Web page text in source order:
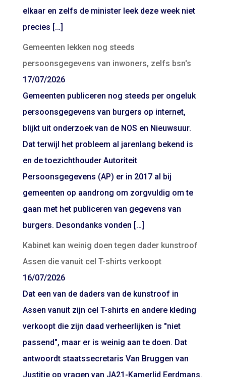
elkaar en zelfs de minister leek deze week niet
precies […]
Gemeenten lekken nog steeds
persoonsgegevens van inwoners, zelfs bsn's
17/07/2026
Gemeenten publiceren nog steeds per ongeluk
persoonsgegevens van burgers op internet,
blijkt uit onderzoek van de NOS en Nieuwsuur.
Dat terwijl het probleem al jarenlang bekend is
en de toezichthouder Autoriteit
Persoonsgegevens (AP) er in 2017 al bij
gemeenten op aandrong om zorgvuldig om te
gaan met het publiceren van gegevens van
burgers. Desondanks vonden […]
Kabinet kan weinig doen tegen dader kunstroof
Assen die vanuit cel T-shirts verkoopt
16/07/2026
Dat een van de daders van de kunstroof in
Assen vanuit zijn cel T-shirts en andere kleding
verkoopt die zijn daad verheerlijken is "niet
passend", maar er is weinig aan te doen. Dat
antwoordt staatssecretaris Van Bruggen van
Justitie op vragen van JA21-Kamerlid Eerdmans.